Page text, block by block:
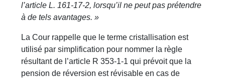
l’article L. 161-17-2, lorsqu’il ne peut pas prétendre
à de tels avantages. »
La Cour rappelle que le terme cristallisation est
utilisé par simplification pour nommer la règle
résultant de l’article R 353-1-1 qui prévoit que la
pension de réversion est révisable en cas de